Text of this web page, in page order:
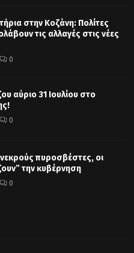
στην Κοζάνη: Πολίτες
τις αλλαγές στις νέες
0
αύριο 31 Ιουλίου στο
0
πυροσβέστες, οι
την κυβέρνηση
0